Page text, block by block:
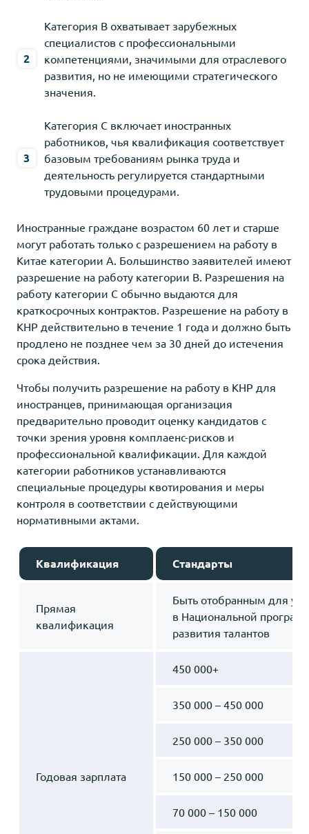
Категория В охватывает зарубежных
специалистов с профессиональными
компетенциями, значимыми для отраслевого
развития, но не имеющими стратегического
значения.
Категория С включает иностранных
работников, чья квалификация соответствует
базовым требованиям рынка труда и
деятельность регулируется стандартными
трудовыми процедурами.
Иностранные граждане возрастом 60 лет и старше
могут работать только с разрешением на работу в
Китае категории А. Большинство заявителей имеют
разрешение на работу категории В. Разрешения на
работу категории С обычно выдаются для
краткосрочных контрактов. Разрешение на работу в
КНР действительно в течение 1 года и должно быть
продлено не позднее чем за 30 дней до истечения
срока действия.
Чтобы получить разрешение на работу в КНР для
иностранцев, принимающая организация
предварительно проводит оценку кандидатов с
точки зрения уровня комплаенс-рисков и
профессиональной квалификации. Для каждой
категории работников устанавливаются
специальные процедуры квотирования и меры
контроля в соответствии с действующими
нормативными актами.
Квалификация Стандарты
Прямая
квалификация
Быть отобранным для
в Национальной
развития талантов
Годовая зарплата
450 000+
350 000 – 450 000
250 000 – 350 000
150 000 – 250 000
70 000 – 150 000